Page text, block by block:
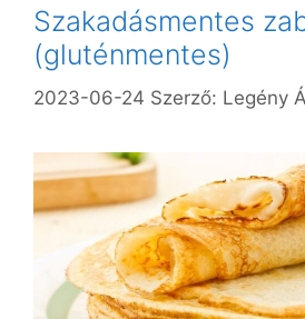
Szakadásmentes
(gluténmentes)
2023-06-24 Szerző: Legény